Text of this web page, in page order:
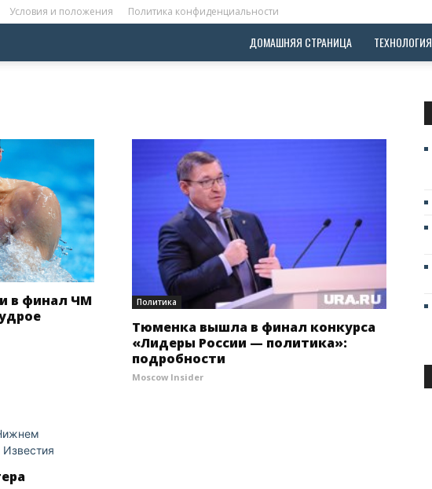
Условия и положения Политика конфиденциальности
ДОМАШНЯЯ СТРАНИЦА ТЕХНОЛОГИЯ
в финал ЧМ
Политика
Тюменка вышла в финал конкурса
«Лидеры России — политика»:
подробности
Moscow Insider